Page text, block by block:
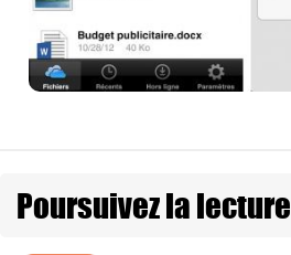
Poursuivez la lecture